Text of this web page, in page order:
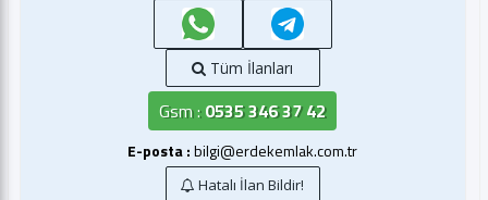
Tüm İlanları
Gsm :0535 346 37 42
E-posta : bilgi@erdekemlak.com.tr
Hatalı İlan Bildir!